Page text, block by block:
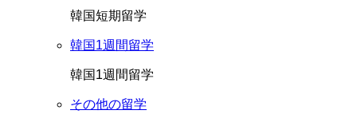
韓国短期留学
韓国1週間留学
韓国1週間留学
その他の留学